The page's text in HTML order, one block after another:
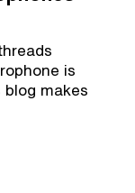
is
makes